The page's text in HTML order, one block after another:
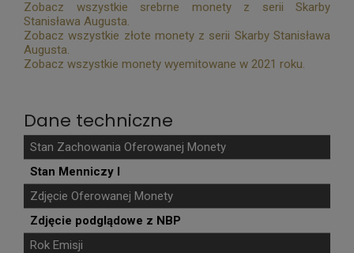
Zobacz wszystkie srebrne monety z serii Skarby
Stanisława Augusta.
Zobacz wszystkie złote monety z serii Skarby Stanisława
Augusta.
Zobacz wszystkie monety wyemitowane w 2021 roku.
Dane techniczne
Stan Zachowania Oferowanej Monety
Stan Menniczy I
Zdjęcie Oferowanej Monety
Zdjęcie podglądowe z NBP
Rok Emisji